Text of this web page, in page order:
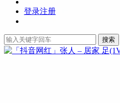
登录注册
搜索